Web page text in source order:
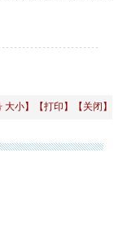
大小】 【打印 】 【 关闭 】